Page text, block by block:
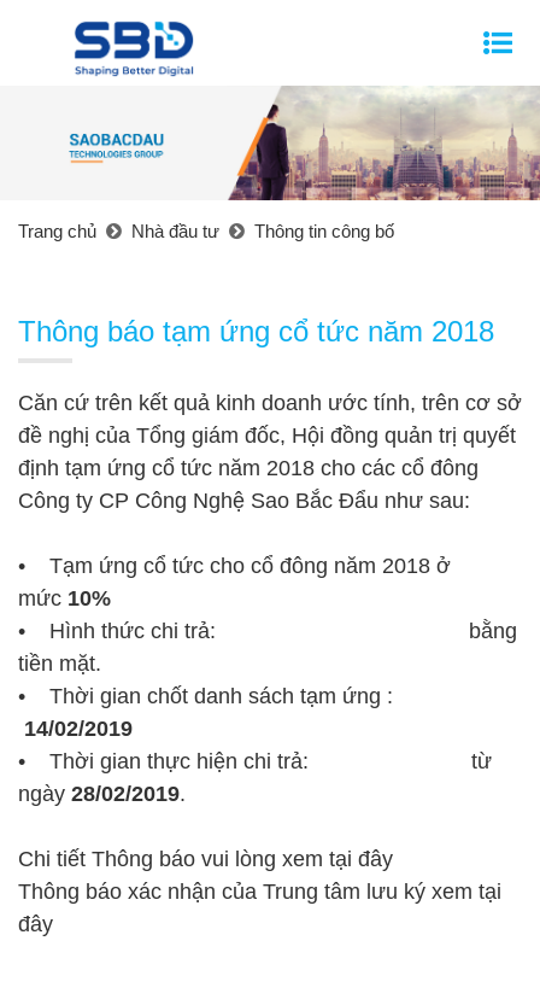
Trang chủ Nhà đầu tư Thông tin công bố
Thông báo tạm ứng cổ tức năm 2018
Căn cứ trên kết quả kinh doanh ước tính, trên cơ sở
đề nghị của Tổng giám đốc, Hội đồng quản trị quyết
định tạm ứng cổ tức năm 2018 cho các cổ đông
Công ty CP Công Nghệ Sao Bắc Đẩu như sau:
• Tạm ứng cổ tức cho cổ đông năm 2018 ở
mức 10%
• Hình thức chi trả: bằng
tiền mặt.
• Thời gian chốt danh sách tạm ứng :
14/02/2019
• Thời gian thực hiện chi trả: từ
ngày 28/02/2019.
Chi tiết Thông báo vui lòng xem tại đây
Thông báo xác nhận của Trung tâm lưu ký xem tại
đây